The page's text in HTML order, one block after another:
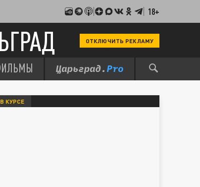
18+
ОТКЛЮЧИТЬ РЕКЛАМУ
КУРСЕ